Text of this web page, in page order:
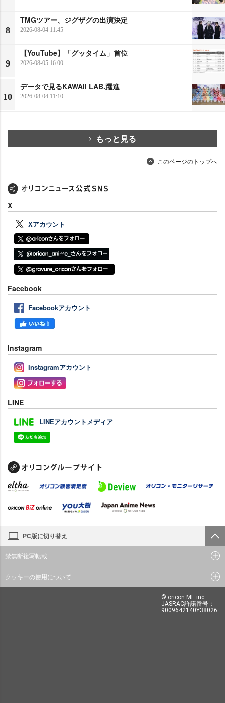
8
TMGツアー、ジグザグの出演決定
2026-08-04 11:45
9
【YouTube】「グッタイム」首位
2026-08-05 16:00
10
データで見るKAWAII LAB.躍進
2026-08-04 11:10
もっと見る
このページのトップへ
X
Xアカウント
Facebook
Facebookアカウント
Instagram
Instagramアカウント
LINE
LINEアカウントメディア
PC版に切り替え
禁無断複写転載
クッキーの使用について
© oricon ME inc.
JASRAC許諾番号：
9009642140Y38026